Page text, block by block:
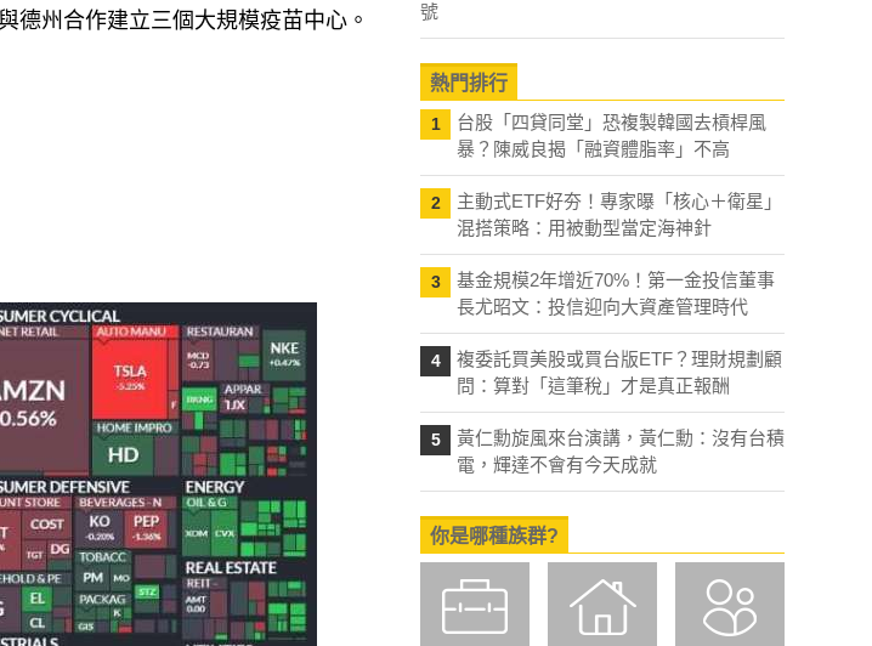
德州合作建立三個大規模疫苗中心。
號
熱門排行
1
台股「四貸同堂」恐複製韓國去槓桿風
暴？陳威良揭「融資體脂率」不高
2
主動式ETF好夯！專家曝「核心＋衛星」
混搭策略：用被動型當定海神針
3
基金規模2年增近70%！第一金投信董事
長尤昭文：投信迎向大資產管理時代
4
複委託買美股或買台版ETF？理財規劃顧
問：算對「這筆稅」才是真正報酬
5
黃仁勳旋風來台演講，黃仁勳：沒有台積
電，輝達不會有今天成就
你是哪種族群?